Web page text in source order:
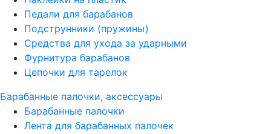
Педали для барабанов
Подструнники (пружины)
Средства для ухода за ударными
Фурнитура барабанов
Цепочки для тарелок
Барабанные палочки, аксессуары
Барабанные палочки
Лента для барабанных палочек